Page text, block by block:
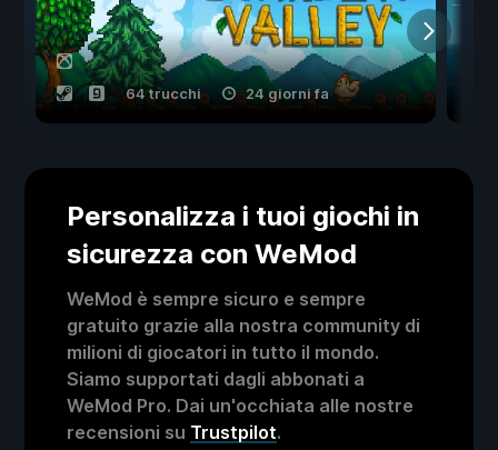
64 trucchi 24 giorni fa
Personalizza i tuoi giochi in
sicurezza con WeMod
WeMod è sempre sicuro e sempre
gratuito grazie alla nostra community di
milioni di giocatori in tutto il mondo.
Siamo supportati dagli abbonati a
WeMod Pro. Dai un'occhiata alle nostre
recensioni su Trustpilot.